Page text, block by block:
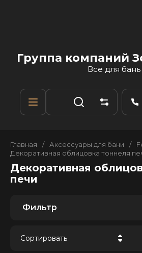
Группа компаний
Все для бань
Главная / Аксессуары для бани /
Декоративная облицовка тоннеля
Декоративная
печи
Фильтр
Сортировать